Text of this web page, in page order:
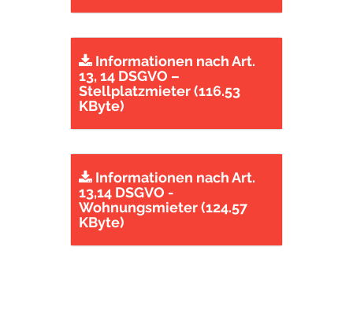
Informationen nach Art.
13, 14 DSGVO –
Stellplatzmieter (116.53
KByte)
Informationen nach Art.
13,14 DSGVO -
Wohnungsmieter (124.57
KByte)